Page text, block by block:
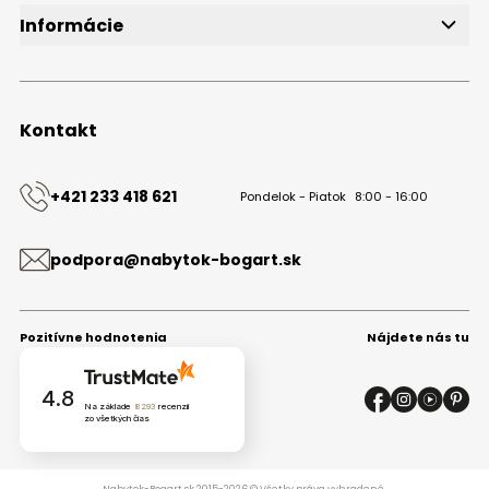
Informácie
Obchodné podmienky
Kontakt
Kontakt
+421 233 418 621 Pondelok - Piatok 8:00 - 16:00
podpora@nabytok-bogart.sk
Pozitívne hodnotenia
4.8 Na základe 8293 recenzií
zo všetkých čias
Nájdete nás tu